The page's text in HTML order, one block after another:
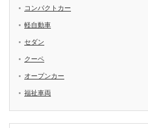
コンパクトカー
軽自動車
セダン
クーペ
オープンカー
福祉車両